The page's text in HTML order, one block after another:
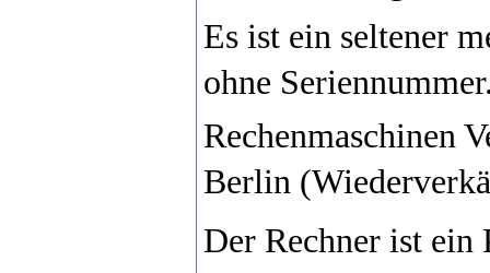
Es ist ein seltener
ohne
Rechenmaschinen
Berlin
Der Rechner ist ein